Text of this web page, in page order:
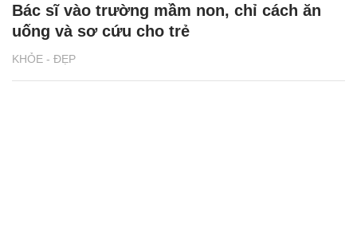
KHỎE - ĐẸP
Bác sĩ vào trường mầm non, chỉ cách ăn
uống và sơ cứu cho trẻ